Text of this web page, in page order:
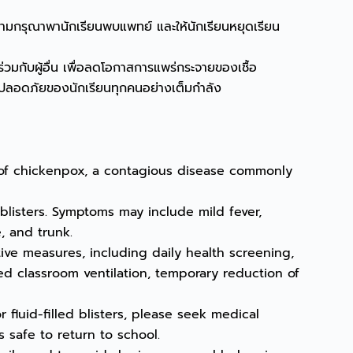
กรุณาพานักเรียนพบแพทย์ และให้นักเรียนหยุดเรียน
กับผู้อื่น เพื่อลดโอกาสการแพร่กระจายของเชื้อ
ลอดภัยของนักเรียนทุกคนอย่างเต็มกำลัง
chickenpox, a contagious disease commonly
Symptoms may include mild fever,
and trunk.
measures, including daily health screening,
classroom ventilation, temporary reduction of
fluid-filled blisters, please seek medical
safe to return to school.